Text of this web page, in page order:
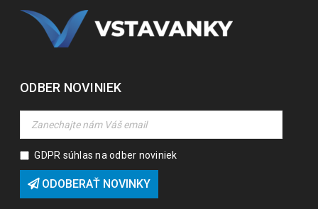
ODBER NOVINIEK
GDPR súhlas na odber noviniek
ODOBERAŤ NOVINKY